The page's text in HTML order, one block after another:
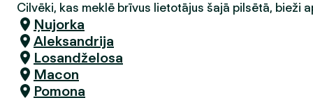
Cilvēki, kas meklē brīvus lietotājus šajā pilsētā, bieži
Ņujorka
Aleksandrija
Losandželosa
Macon
Pomona